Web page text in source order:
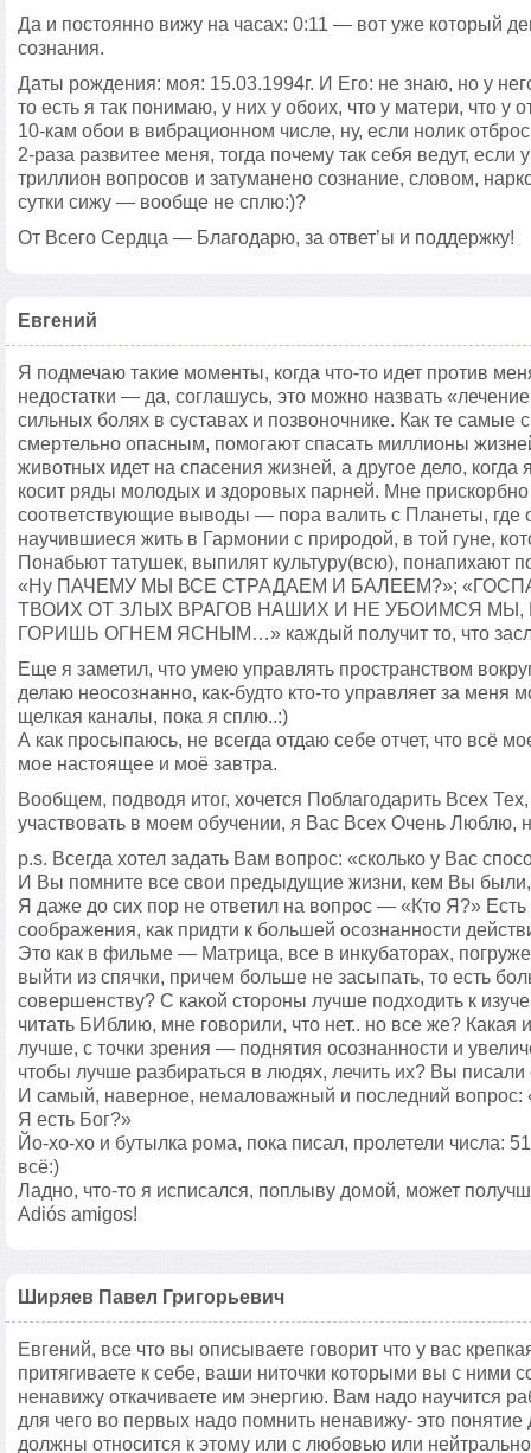
Да и постоянно вижу на часах: 0:11 — вот уже который
сознания.
Даты рождения: моя: 15.03.1994г. И Его: не знаю, но у
то есть я так понимаю, у них у обоих, что у матери, что
10-кам обои в вибрационном числе, ну, если нолик
2-раза развитее меня, тогда почему так себя ведут,
триллион вопросов и затуманено сознание, словом,
сутки сижу — вообще не сплю:)?
От Всего Сердца — Благодарю, за ответ’ы и поддержку!
Евгений
Я подмечаю такие моменты, когда что-то идет против
недостатки — да, соглашусь, это можно назвать
сильных болях в суставах и позвоночнике. Как те самые
смертельно опасным, помогают спасать миллионы
животных идет на спасения жизней, а другое дело, когда
косит ряды молодых и здоровых парней. Мне прискорбно
соответствующие выводы — пора валить с Планеты, где
научившиеся жить в Гармонии с природой, в той гуне,
Понабьют татушек, выпилят культуру(всю), понапихают
«Ну ПАЧЕМУ МЫ ВСЕ СТРАДАЕМ И БАЛЕЕМ?»;
ТВОИХ ОТ ЗЛЫХ ВРАГОВ НАШИХ И НЕ УБОИМСЯ
ГОРИШЬ ОГНЕМ ЯСНЫМ…» каждый получит то, что
Еще я заметил, что умею управлять пространством
делаю неосознанно, как-будто кто-то управляет за меня
щелкая каналы, пока я сплю..:)
А как просыпаюсь, не всегда отдаю себе отчет, что всё
мое настоящее и моё завтра.
Вообщем, подводя итог, хочется Поблагодарить Всех
участвовать в моем обучении, я Вас Всех Очень Люблю,
p.s. Всегда хотел задать Вам вопрос: «сколько у Вас
И Вы помните все свои предыдущие жизни, кем Вы
Я даже до сих пор не ответил на вопрос — «Кто Я?» Есть
соображения, как придти к большей осознанности
Это как в фильме — Матрица, все в инкубаторах,
выйти из спячки, причем больше не засыпать, то есть
совершенству? С какой стороны лучше подходить к
читать БИблию, мне говорили, что нет.. но все же?
лучше, с точки зрения — поднятия осознанности и
чтобы лучше разбираться в людях, лечить их? Вы писали
И самый, наверное, немаловажный и последний вопрос:
Я есть Бог?»
Йо-хо-хо и бутылка рома, пока писал, пролетели числа:
всё:)
Ладно, что-то я исписался, поплыву домой, может
Adiós amigos!
Ширяев Павел Григорьевич
Евгений, все что вы описываете говорит что у вас
притягиваете к себе, ваши ниточки которыми вы с ними
ненавижу откачиваете им энергию. Вам надо научится
для чего во первых надо помнить ненавижу- это
должны относится к этому или с любовью или